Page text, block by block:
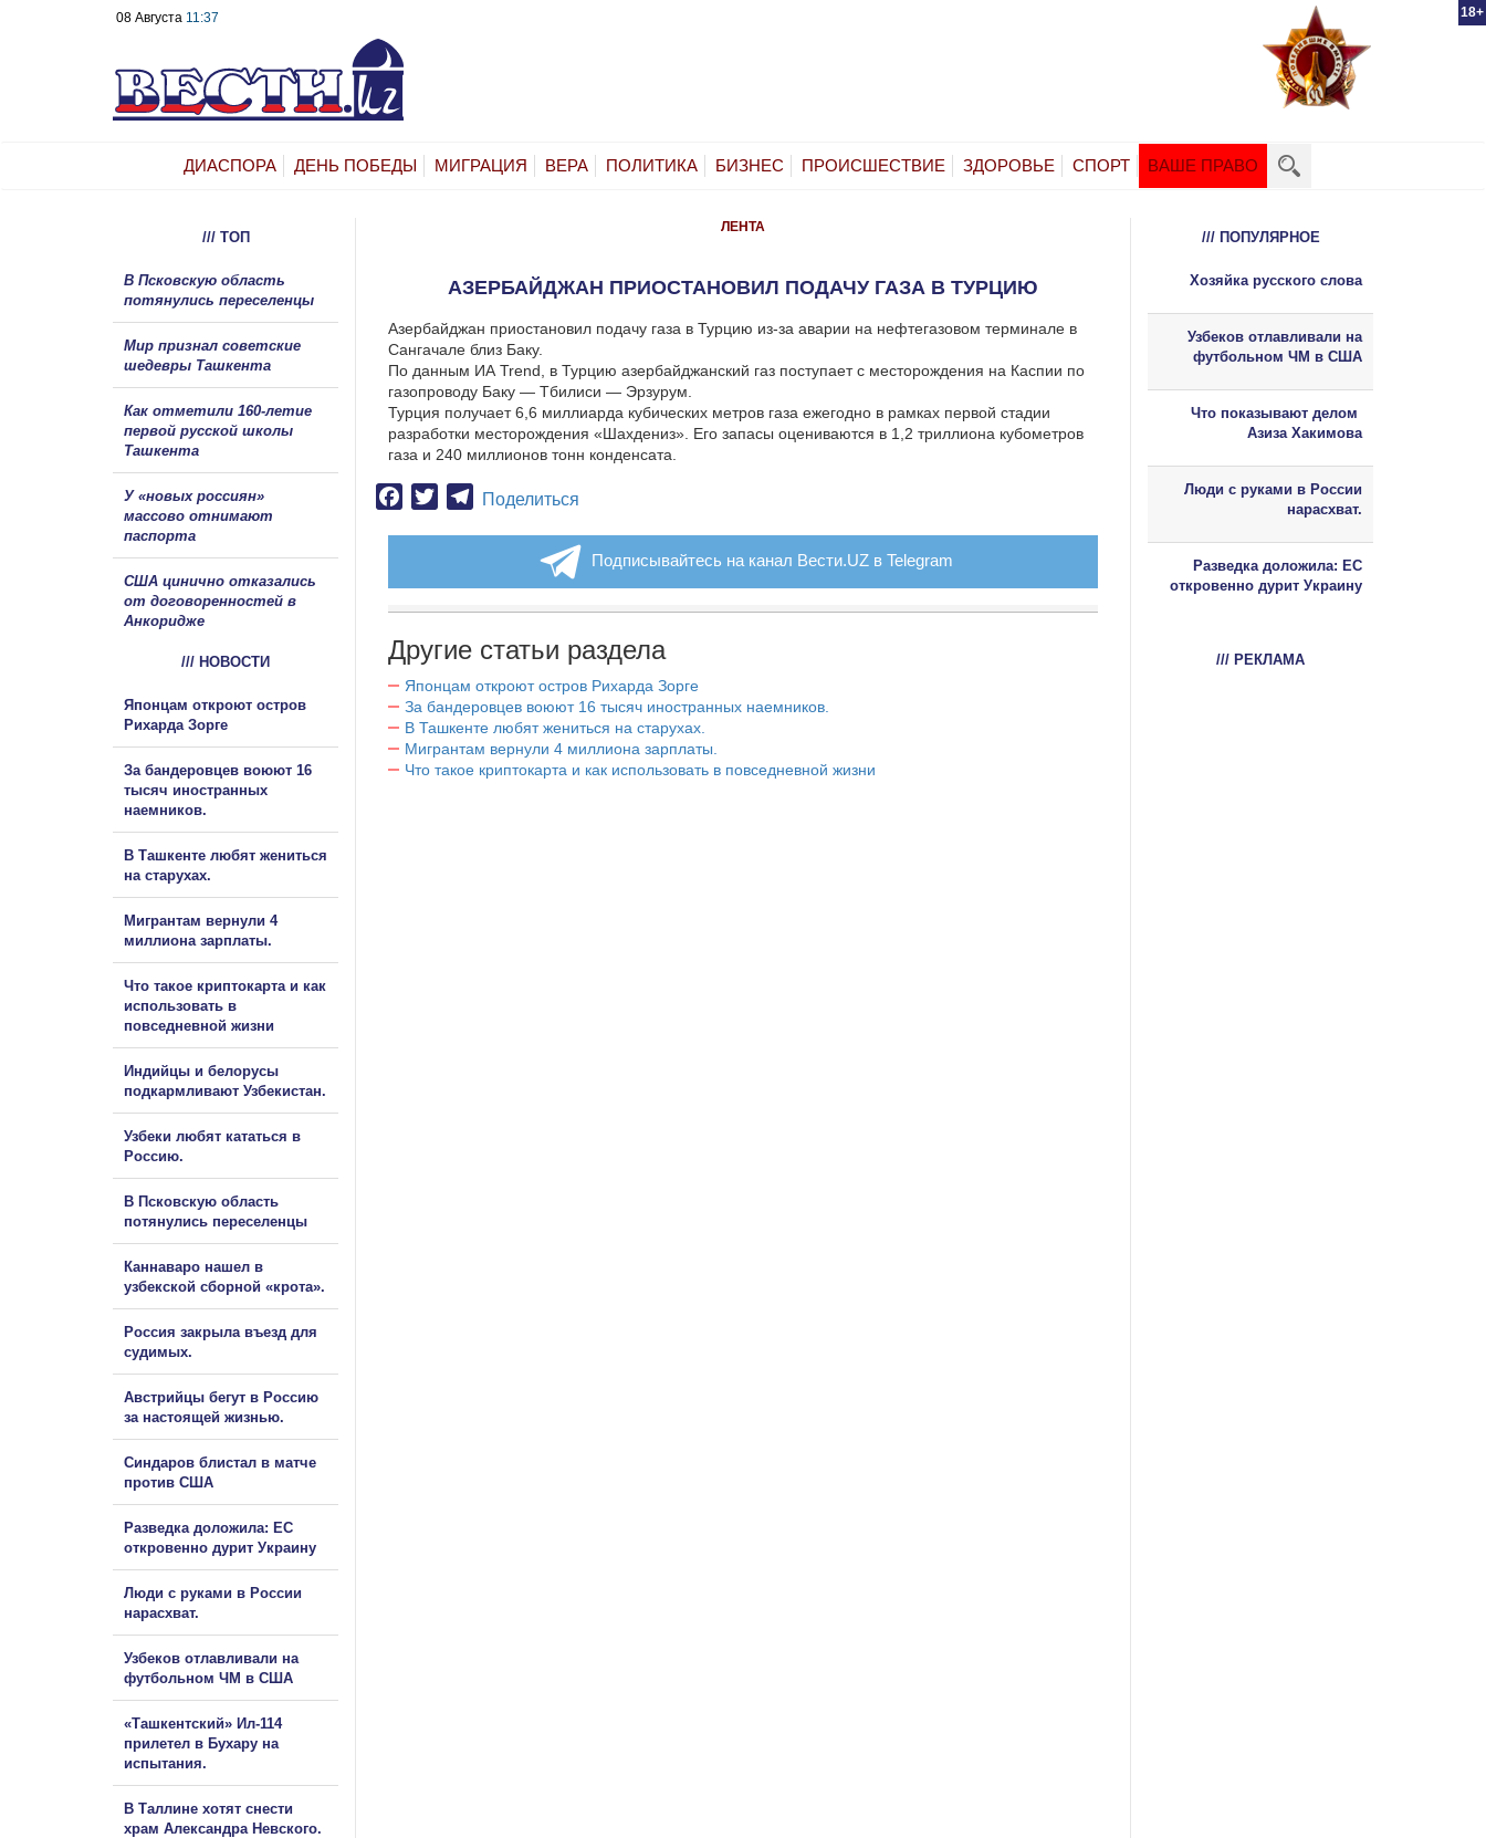
18+
08 Августа 11:37
ДИАСПОРА ДЕНЬ ПОБЕДЫ МИГРАЦИЯ ВЕРА ПОЛИТИКА БИЗНЕС ПРОИСШЕСТВИЕ ЗДОРОВЬЕ СПОРТ ВАШЕ ПРАВО
ЛЕНТА
АЗЕРБАЙДЖАН ПРИОСТАНОВИЛ ПОДАЧУ ГАЗА В ТУРЦИЮ
Азербайджан приостановил подачу газа в Турцию из-за аварии на нефтегазовом терминале в
Сангачале близ Баку.
По данным ИА Trend, в Турцию азербайджанский газ поступает с месторождения на Каспии по
газопроводу Баку — Тбилиси — Эрзурум.
Турция получает 6,6 миллиарда кубических метров газа ежегодно в рамках первой стадии
разработки месторождения «Шахдениз». Его запасы оцениваются в 1,2 триллиона кубометров
газа и 240 миллионов тонн конденсата.
Facebook
TwitterTelegram
Поделиться
Подписывайтесь на канал Вести.UZ в Telegram
Другие статьи раздела
Японцам откроют остров Рихарда Зорге
За бандеровцев воюют 16 тысяч иностранных наемников.
В Ташкенте любят жениться на старухах.
Мигрантам вернули 4 миллиона зарплаты.
Что такое криптокарта и как использовать в повседневной жизни
/// ТОП
В Псковскую область
потянулись переселенцы
Мир признал советские
шедевры Ташкента
Как отметили 160-летие
первой русской школы
Ташкента
У «новых россиян»
массово отнимают
паспорта
США цинично отказались
от договоренностей в
Анкоридже
/// НОВОСТИ
Японцам откроют остров
Рихарда Зорге
За бандеровцев воюют 16
тысяч иностранных
наемников.
В Ташкенте любят жениться
на старухах.
Мигрантам вернули 4
миллиона зарплаты.
Что такое криптокарта и как
использовать в
повседневной жизни
Индийцы и белорусы
подкармливают Узбекистан.
Узбеки любят кататься в
Россию.
В Псковскую область
потянулись переселенцы
Каннаваро нашел в
узбекской сборной «крота».
Россия закрыла въезд для
судимых.
Австрийцы бегут в Россию
за настоящей жизнью.
Синдаров блистал в матче
против США
Разведка доложила: ЕС
откровенно дурит Украину
Люди с руками в России
нарасхват.
Узбеков отлавливали на
футбольном ЧМ в США
«Ташкентский» Ил-114
прилетел в Бухару на
испытания.
В Таллине хотят снести
храм Александра Невского.
/// ПОПУЛЯРНОЕ
Хозяйка русского слова
Узбеков отлавливали на
футбольном ЧМ в США
Что показывают делом
Азиза Хакимова
Люди с руками в России
нарасхват.
Разведка доложила: ЕС
откровенно дурит Украину
/// РЕКЛАМА